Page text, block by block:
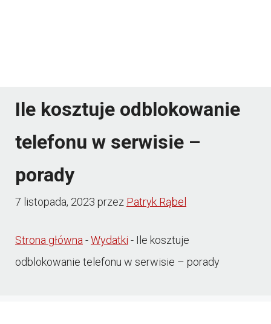
Ile kosztuje odblokowanie
telefonu w serwisie –
porady
7 listopada, 2023 przez Patryk Rąbel
Strona główna-Wydatki - Ile kosztuje
odblokowanie telefonu w serwisie – porady